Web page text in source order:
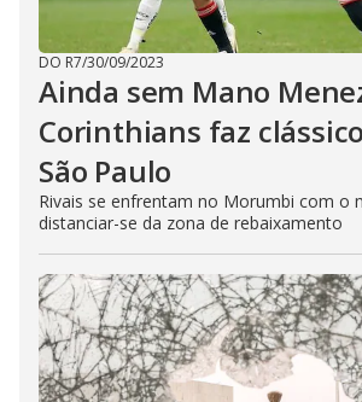
DO R7/30/09/2023
Ainda sem Mano
Corinthians faz
São Paulo
Rivais se enfrentam no Morumbi com o
distanciar-se da zona de rebaixamento